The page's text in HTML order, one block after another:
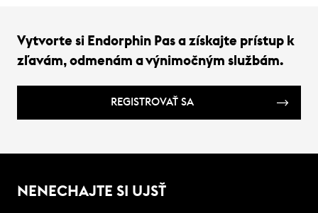
Vytvorte si Endorphin Pas a získajte prístup k
zľavám, odmenám a výnimočným službám.
REGISTROVAŤ SA
NENECHAJTE SI UJSŤ